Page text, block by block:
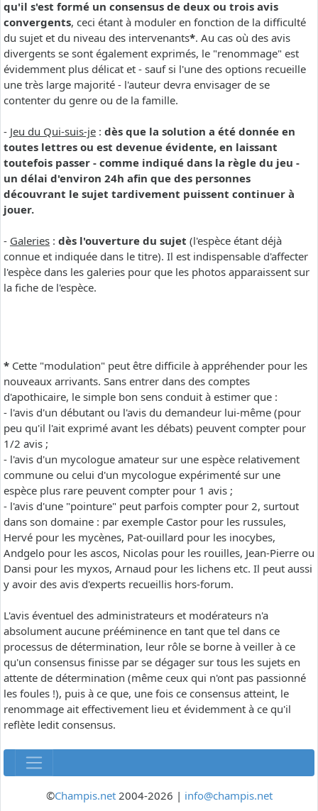
qu'il s'est formé un consensus de deux ou trois avis
convergents, ceci étant à moduler en fonction de la difficulté
du sujet et du niveau des intervenants*. Au cas où des avis
divergents se sont également exprimés, le "renommage" est
évidemment plus délicat et - sauf si l'une des options recueille
une très large majorité - l'auteur devra envisager de se
contenter du genre ou de la famille.
- Jeu du Qui-suis-je : dès que la solution a été donnée en
toutes lettres ou est devenue évidente, en laissant
toutefois passer - comme indiqué dans la règle du jeu -
un délai d'environ 24h afin que des personnes
découvrant le sujet tardivement puissent continuer à
jouer.
- Galeries : dès l'ouverture du sujet (l'espèce étant déjà
connue et indiquée dans le titre). Il est indispensable d'affecter
l'espèce dans les galeries pour que les photos apparaissent sur
la fiche de l'espèce.
* Cette "modulation" peut être difficile à appréhender pour les
nouveaux arrivants. Sans entrer dans des comptes
d'apothicaire, le simple bon sens conduit à estimer que :
- l'avis d'un débutant ou l'avis du demandeur lui-même (pour
peu qu'il l'ait exprimé avant les débats) peuvent compter pour
1/2 avis ;
- l'avis d'un mycologue amateur sur une espèce relativement
commune ou celui d'un mycologue expérimenté sur une
espèce plus rare peuvent compter pour 1 avis ;
- l'avis d'une "pointure" peut parfois compter pour 2, surtout
dans son domaine : par exemple Castor pour les russules,
Hervé pour les mycènes, Pat-ouillard pour les inocybes,
Andgelo pour les ascos, Nicolas pour les rouilles, Jean-Pierre ou
Dansi pour les myxos, Arnaud pour les lichens etc. Il peut aussi
y avoir des avis d'experts recueillis hors-forum.
L'avis éventuel des administrateurs et modérateurs n'a
absolument aucune prééminence en tant que tel dans ce
processus de détermination, leur rôle se borne à veiller à ce
qu'un consensus finisse par se dégager sur tous les sujets en
attente de détermination (même ceux qui n'ont pas passionné
les foules !), puis à ce que, une fois ce consensus atteint, le
renommage ait effectivement lieu et évidemment à ce qu'il
reflète ledit consensus.
©Champis.net2004-2026 | info@champis.net